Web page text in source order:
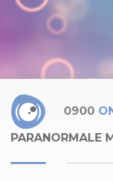
0900
PARANORMALE